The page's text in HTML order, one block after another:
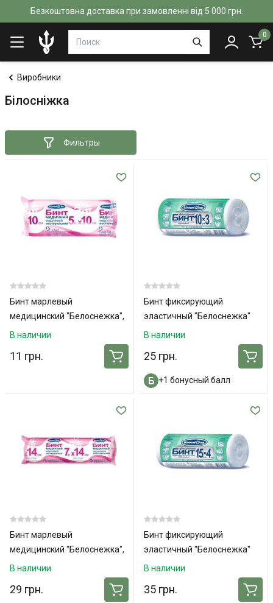
Безкоштовна доставка при замовленні від 5 000 грн.
0
Виробники
Білосніжка
Фильтры
Бинт марлевый
медицинский "Белоснежка",
нестер., 5м x 10см
В наличии
11 грн.
Бинт фиксирующий
эластичный "Белоснежка"
10см x 3м
В наличии
25 грн.
+1 бонусный балл
Бинт марлевый
медицинский "Белоснежка",
нестер., 7м x 14см
В наличии
29 грн.
Бинт фиксирующий
эластичный "Белоснежка"
15см x 4м
В наличии
35 грн.